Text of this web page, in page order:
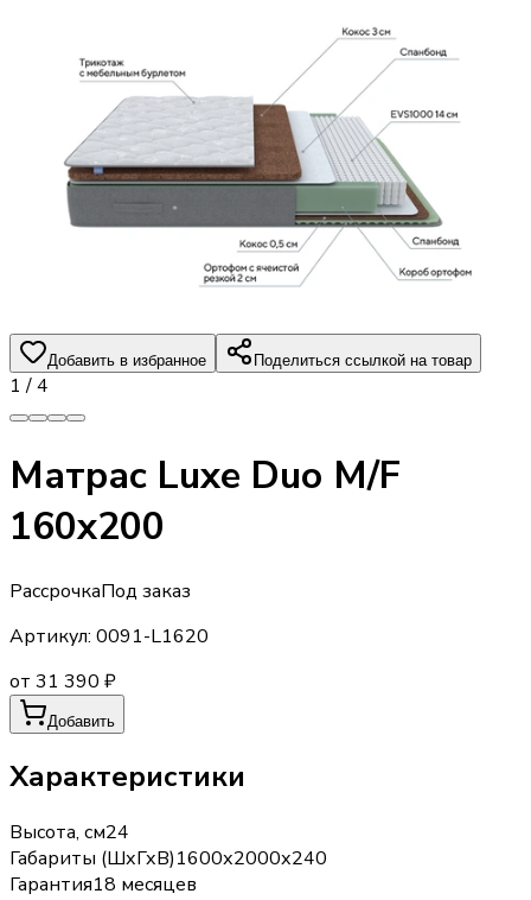
Добавить в избранное Поделиться ссылкой на товар
1 /4
Матрас Luxe Duo M/F
160х200
РассрочкаПод заказ
Артикул: 0091-L1620
от 31 390 ₽
Добавить
Характеристики
Высота, см24
Габариты (ШхГхВ)1600х2000х240
Гарантия18 месяцев